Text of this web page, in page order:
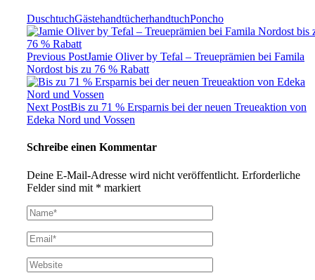
DuschtuchGästehandtücherhandtuchPoncho
Previous PostJamie Oliver by Tefal – Treueprämien bei Famila
Nordost bis zu 76 % Rabatt
Next PostBis zu 71 % Ersparnis bei der neuen Treueaktion von
Edeka Nord und Vossen
Schreibe einen Kommentar
Deine E-Mail-Adresse wird nicht veröffentlicht. Erforderliche
Felder sind mit * markiert